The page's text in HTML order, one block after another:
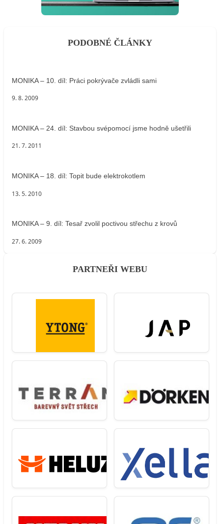
PODOBNÉ ČLÁNKY
MONIKA – 10. díl: Práci pokrývače zvládli sami
9. 8. 2009
MONIKA – 24. díl: Stavbou svépomocí jsme hodně ušetřili
21. 7. 2011
MONIKA – 18. díl: Topit bude elektrokotlem
13. 5. 2010
MONIKA – 9. díl: Tesař zvolil poctivou střechu z krovů
27. 6. 2009
PARTNEŘI WEBU